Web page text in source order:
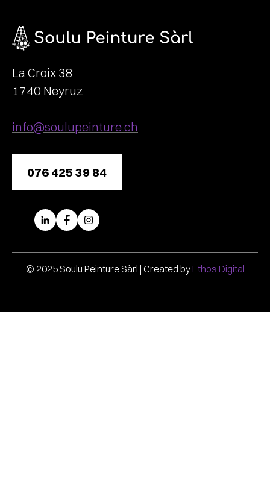
La Croix 38
1740 Neyruz
info@soulupeinture.ch
076 425 39 84
LinkedIn
Facebook
Instagram
© 2025 Soulu Peinture Sàrl | Created by Ethos Digital